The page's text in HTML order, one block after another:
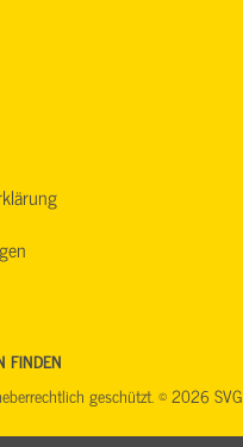
FINDEN
geschützt. © 2026 SVG